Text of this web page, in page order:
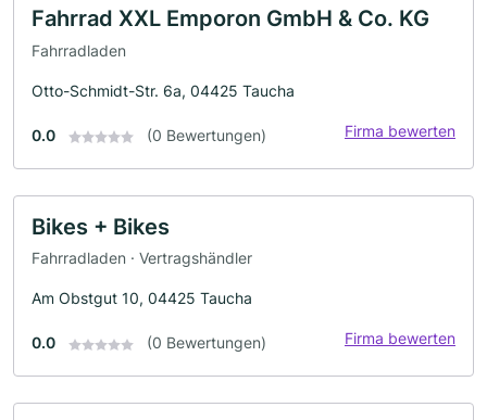
Fahrrad XXL Emporon GmbH & Co. KG
Fahrradladen
Otto-Schmidt-Str. 6a, 04425 Taucha
0.0 (0 Bewertungen) Firma bewerten
Bikes + Bikes
Fahrradladen · Vertragshändler
Am Obstgut 10, 04425 Taucha
0.0 (0 Bewertungen) Firma bewerten